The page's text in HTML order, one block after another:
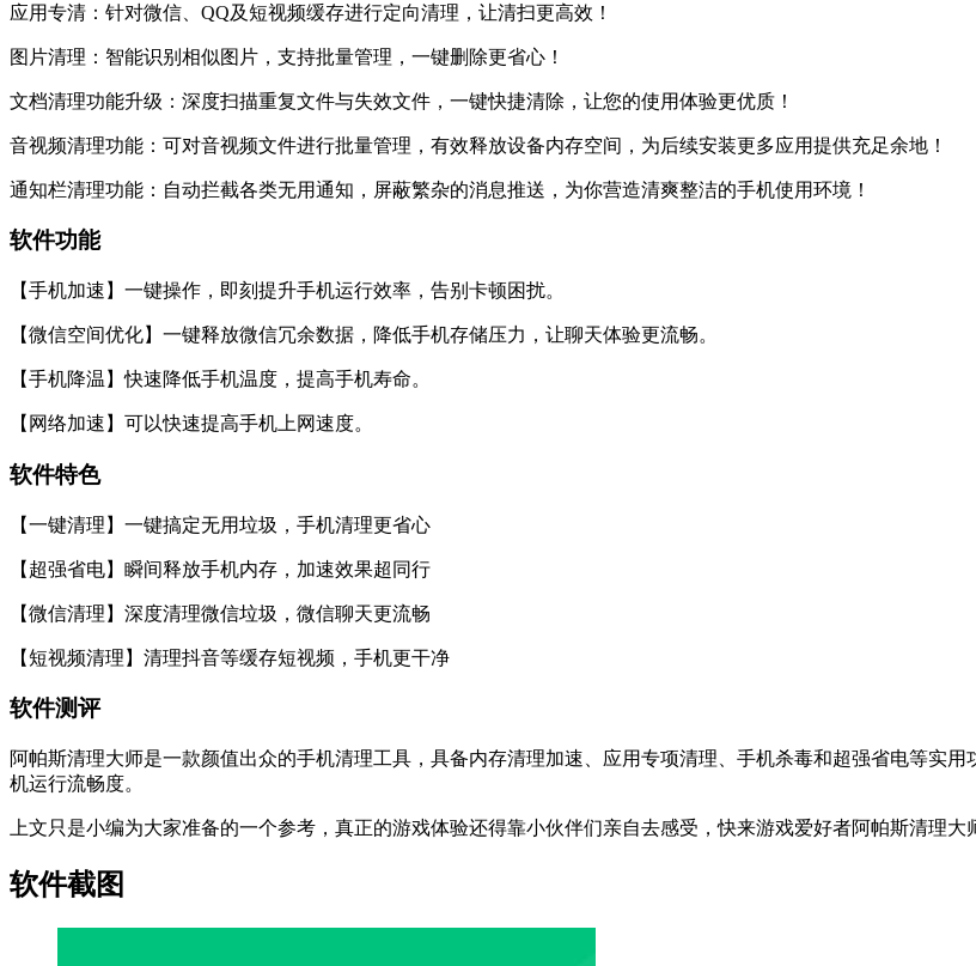
应用专清：针对微信、QQ及短视频缓存进行定向清理，让清扫更高效！
图片清理：智能识别相似图片，支持批量管理，一键删除更省心！
文档清理功能升级：深度扫描重复文件与失效文件，一键快捷清除，让您的使用体验更优质！
音视频清理功能：可对音视频文件进行批量管理，有效释放设备内存空间，为后续安装更多应用提供充足余地！
通知栏清理功能：自动拦截各类无用通知，屏蔽繁杂的消息推送，为你营造清爽整洁的手机使用环境！
软件功能
【手机加速】一键操作，即刻提升手机运行效率，告别卡顿困扰。
【微信空间优化】一键释放微信冗余数据，降低手机存储压力，让聊天体验更流畅。
【手机降温】快速降低手机温度，提高手机寿命。
【网络加速】可以快速提高手机上网速度。
软件特色
【一键清理】一键搞定无用垃圾，手机清理更省心
【超强省电】瞬间释放手机内存，加速效果超同行
【微信清理】深度清理微信垃圾，微信聊天更流畅
【短视频清理】清理抖音等缓存短视频，手机更干净
软件测评
阿帕斯清理大师是一款颜值出众的手机清理工具，具备内存清理加速、应用专项清理、手机杀毒和超强省电等实
机运行流畅度。
上文只是小编为大家准备的一个参考，真正的游戏体验还得靠小伙伴们亲自去感受，快来游戏爱好者阿帕斯清理大
软件截图